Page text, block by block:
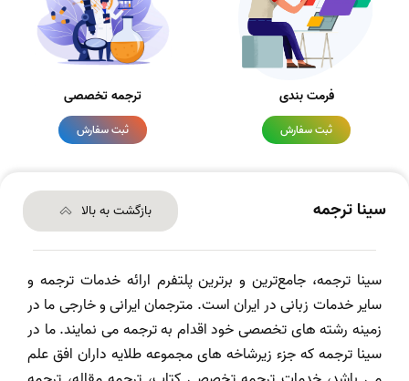
فرمت بندی
ثبت سفارش
ترجمه تخصصی
ثبت سفارش
سینا ترجمه بازگشت به بالا
سینا ترجمه، جامع‌ترین و برترین پلتفرم ارائه خدمات ترجمه و
سایر خدمات زبانی در ایران است. مترجمان ایرانی و خارجی ما در
زمینه رشته های تخصصی خود اقدام به ترجمه می نمایند. ما در
سینا ترجمه که جزء زیرشاخه های مجموعه طلایه داران افق علم